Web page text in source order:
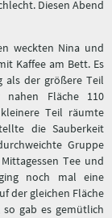
Diesen Abend
weckten Nina und
Kaffee am Bett. Es
als der größere Teil
Fläche 110
Teil räumte
die Sauberkeit
Gruppe
Tee und
noch mal eine
der gleichen Fläche
gab es gemütlich